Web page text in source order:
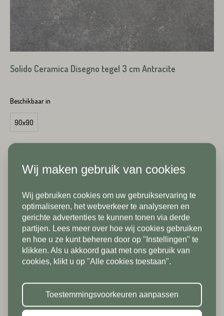
Solido Ceramica Disegno tegel 3 cm Antracite
Beschikbaar in
90x90
vanaf per m2
Voornaam*
Achternaam*
Telefoonnummer*
Land*
Achternaam*
Land*
Nederland
Postcode*
In verband met onze
vakantiesluiting zijn wij vanaf 1/8
tot en met 9/8 gesloten. Vanaf
10/8 zien we jullie graag weer bij
ons in de showroom. Fijne
vakantie!
Wij maken gebruik van cookies
Wij gebruiken cookies om uw gebruikservaring te
optimaliseren, het webverkeer te analyseren en
gerichte advertenties te kunnen tonen via derde
partijen. Lees meer over hoe wij cookies gebruiken
en hoe u ze kunt beheren door op "Instellingen" te
klikken. Als u akkoord gaat met ons gebruik van
cookies, klikt u op "Alle cookies toestaan".
Toestemmingsvoorkeuren aanpassen